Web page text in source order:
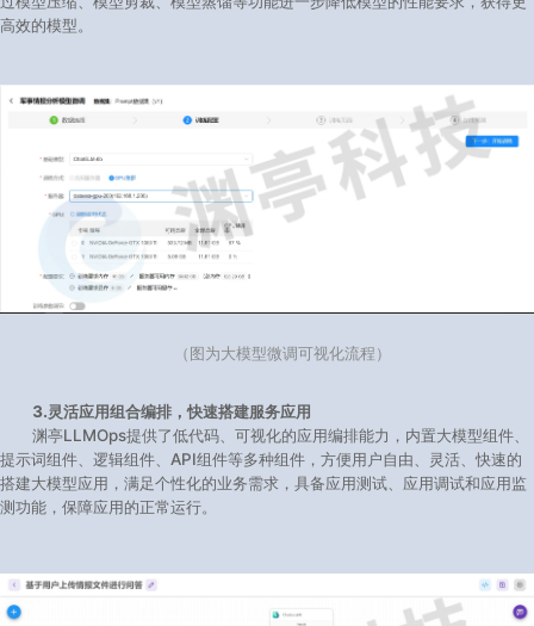
高效的模型。
（图为大模型微调可视化流程）
3.灵活应用组合编排，快速搭建服务应用
渊亭LLMOps提供了低代码、可视化的应用编排能力，内置大模型组件、
提示词组件、逻辑组件、API组件等多种组件，方便用户自由、灵活、快速的
搭建大模型应用，满足个性化的业务需求，具备应用测试、应用调试和应用监
测功能，保障应用的正常运行。